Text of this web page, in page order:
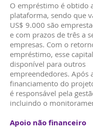
O empréstimo é obtido
plataforma, sendo que
US$ 9.000 são
e com prazos de três a
empresas. Com o
empréstimo, esse
disponível para outros
empreendedores. Após
financiamento do
é responsável pela
incluindo o
Apoio não financeiro